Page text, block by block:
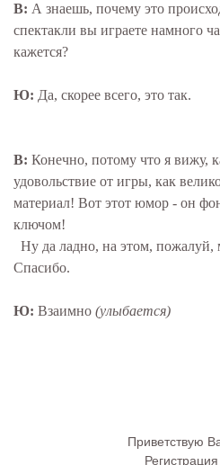
В: А знаешь, почему это
спектакли вы играете намного
кажется?
Ю: Да, скорее всего, это так.
В: Конечно, потому что я вижу,
удовольствие от игры, как
материал! Вот этот юмор - он
ключом!
Ну да ладно, на этом, пожалуй,
Спасибо.
Ю: Взаимно (улыбается)
Приветствую
Регистрация